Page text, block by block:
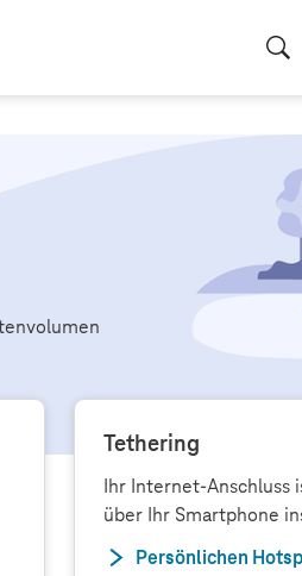
Tethering
Ihr Internet-Anschluss
über Ihr Smartphone
Persönlichen